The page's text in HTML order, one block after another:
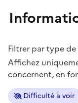
Filtrer par type
Affichez
concernent, en
Difficulté à voir